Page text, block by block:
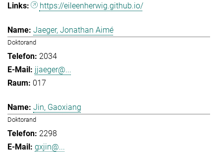
https://eileenherwig.github.io/
Jaeger, Jonathan Aimé
Doktorand
2034
jjaeger@...
017
Jin, Gaoxiang
Doktorand
2298
gxjin@...